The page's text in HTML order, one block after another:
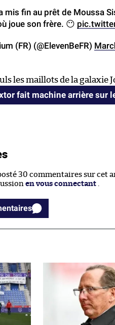
a mis fin au prêt de Moussa
joue son frère. 😶
(FR) (@ElevenBeFR)
les maillots de la galaxie
fait machine arrière sur
30 commentaires sur cet
en vous connectant .
commentaires